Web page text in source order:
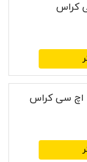
کراس
اچ سی کراس